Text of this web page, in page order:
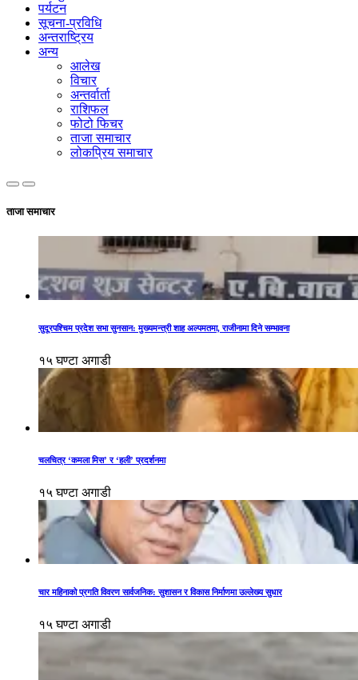
पर्यटन
सूचना-प्रविधि
अन्तराष्ट्रिय
अन्य
आलेख
विचार
अन्तर्वार्ता
राशिफल
फोटो फिचर
ताजा समाचार
लोकप्रिय समाचार
ताजा समाचार
सुदूरपश्चिम प्रदेश सभा सुनसान: मुख्यमन्त्री शाह अल्पमतमा, राजीनामा दिने सम्भावना
१५ घण्टा अगाडी
चलचित्र ‘कमला मिस’ र ‘हली’ प्रदर्शनमा
१५ घण्टा अगाडी
चार महिनाको प्रगति विवरण सार्वजनिक: सुशासन र विकास निर्माणमा उल्लेख्य सुधार
१५ घण्टा अगाडी